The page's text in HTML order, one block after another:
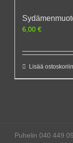
6,00 €
Lisää ostoskoriin
Puhelin 040 449